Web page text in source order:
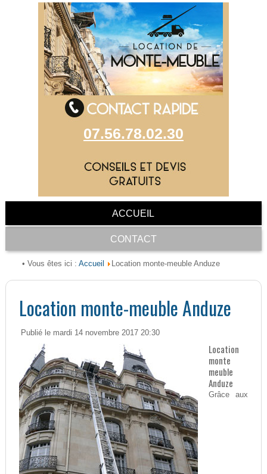
07.56.78.02.30
ACCUEIL
CONTACT
• Vous êtes ici : Accueil Location monte-meuble Anduze
Location monte-meuble Anduze
Publié le mardi 14 novembre 2017 20:30
Location
monte
meuble
Anduze
Grâce aux